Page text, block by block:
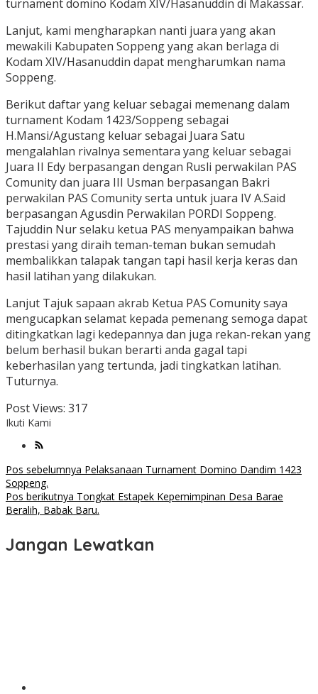
turnament domino Kodam XIV/Hasanuddin di Makassar.
Lanjut, kami mengharapkan nanti juara yang akan
mewakili Kabupaten Soppeng yang akan berlaga di
Kodam XIV/Hasanuddin dapat mengharumkan nama
Soppeng.
Berikut daftar yang keluar sebagai memenang dalam
turnament Kodam 1423/Soppeng sebagai
H.Mansi/Agustang keluar sebagai Juara Satu
mengalahlan rivalnya sementara yang keluar sebagai
Juara II Edy berpasangan dengan Rusli perwakilan PAS
Comunity dan juara III Usman berpasangan Bakri
perwakilan PAS Comunity serta untuk juara IV A.Said
berpasangan Agusdin Perwakilan PORDI Soppeng.
Tajuddin Nur selaku ketua PAS menyampaikan bahwa
prestasi yang diraih teman-teman bukan semudah
membalikkan talapak tangan tapi hasil kerja keras dan
hasil latihan yang dilakukan.
Lanjut Tajuk sapaan akrab Ketua PAS Comunity saya
mengucapkan selamat kepada pemenang semoga dapat
ditingkatkan lagi kedepannya dan juga rekan-rekan yang
belum berhasil bukan berarti anda gagal tapi
keberhasilan yang tertunda, jadi tingkatkan latihan.
Tuturnya.
Post Views: 317
Ikuti Kami
Navigasi
pos
Pos sebelumnya Pelaksanaan Turnament Domino Dandim 1423
Soppeng.
Pos berikutnya Tongkat Estapek Kepemimpinan Desa Barae
Beralih, Babak Baru.
Jangan Lewatkan